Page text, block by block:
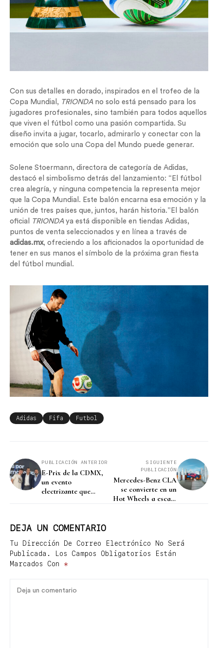
Con sus detalles en dorado, inspirados en el trofeo de la
Copa Mundial, TRIONDAno solo está pensado para los
jugadores profesionales, sino también para todos aquellos
que viven el fútbol como una pasión compartida. Su
diseño invita a jugar, tocarlo, admirarlo y conectar con la
emoción que solo una Copa del Mundo puede generar.
Solene Stoermann, directora de categoría de Adidas,
destacó el simbolismo detrás del lanzamiento: “El fútbol
crea alegría, y ninguna competencia la representa mejor
que la Copa Mundial. Este balón encarna esa emoción y la
unión de tres países que, juntos, harán historia.”El balón
oficial
TRIONDAya está disponible en tiendas Adidas,
puntos de venta seleccionados y en línea a través de
adidas.mx, ofreciendo a los aficionados la oportunidad de
tener en sus manos el símbolo de la próxima gran fiesta
del fútbol mundial.
Adidas Fifa Futbol
PUBLICACIÓN ANTERIOR
E-Prix de la CDMX,
un evento
electrizante que
SIGUIENTE
PUBLICACIÓN
Mercedes-Benz CLA
se convierte en un
Hot Wheels a escala
DEJA UN COMENTARIO
Tu Dirección De Correo Electrónico No Será
Publicada.
Los Campos Obligatorios Están
Marcados Con *